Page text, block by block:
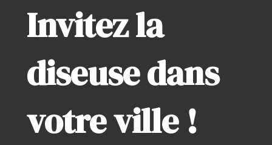
Invitez la
diseuse dans
votre ville !